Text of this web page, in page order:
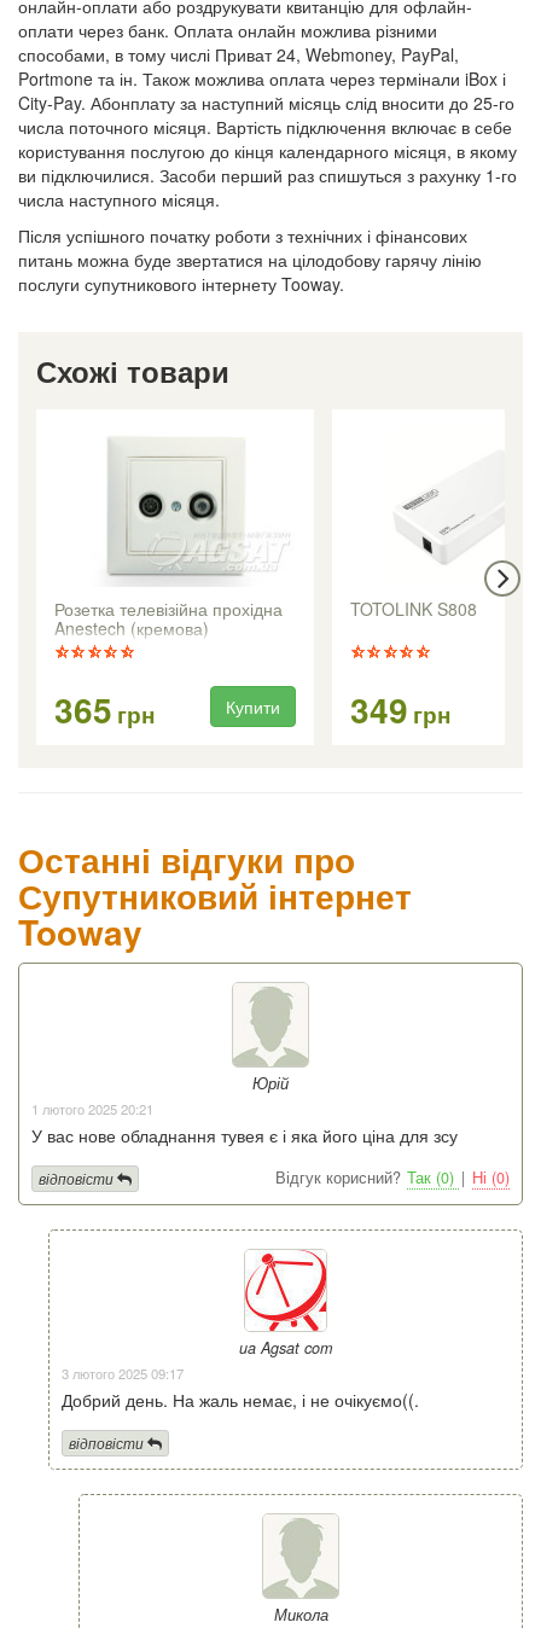
онлайн-оплати або роздрукувати квитанцію для офлайн-
оплати через банк. Оплата онлайн можлива різними
способами, в тому числі Приват 24, Webmoney, PayPal,
Portmone та ін. Також можлива оплата через термінали iBox і
City-Pay. Абонплату за наступний місяць слід вносити до 25-го
числа поточного місяця. Вартість підключення включає в себе
користування послугою до кінця календарного місяця, в якому
ви підключилися. Засоби перший раз спишуться з рахунку 1-го
числа наступного місяця.
Після успішного початку роботи з технічних і фінансових
питань можна буде звертатися на цілодобову гарячу лінію
послуги супутникового інтернету Tooway.
Схожі товари
Розетка телевізійна прохідна
Anestech (кремова)
365 грн Купити
TOTOLINK S808
349 грн
Останні відгуки про
Супутниковий інтернет
Tooway
Юрій
1 лютого 2025 20:21
У вас нове обладнання тувея є і яка його ціна для зсу
Відгук корисний? Так (0) | Ні (0)
відповісти
ua Agsat com
3 лютого 2025 09:17
Добрий день. На жаль немає, і не очікуємо((.
відповісти
Микола